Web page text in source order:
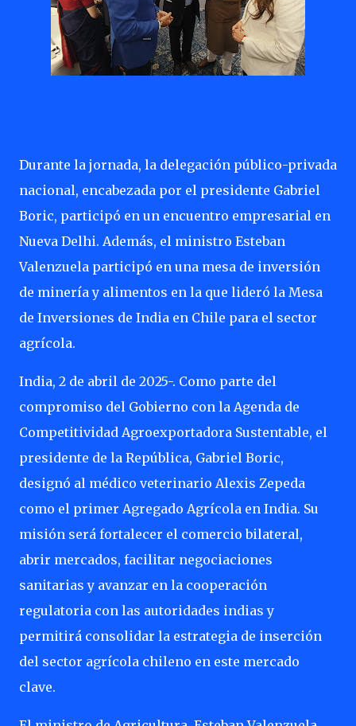
Durante la jornada, la delegación público-privada
nacional, encabezada por el presidente Gabriel
Boric, participó en un encuentro empresarial en
Nueva Delhi. Además, el ministro Esteban
Valenzuela participó en una mesa de inversión
de minería y alimentos en la que lideró la Mesa
de Inversiones de India en Chile para el sector
agrícola.
India, 2 de abril de 2025-. Como parte del
compromiso del Gobierno con la Agenda de
Competitividad Agroexportadora Sustentable, el
presidente de la República, Gabriel Boric,
designó al médico veterinario Alexis Zepeda
como el primer Agregado Agrícola en India. Su
misión será fortalecer el comercio bilateral,
abrir mercados, facilitar negociaciones
sanitarias y avanzar en la cooperación
regulatoria con las autoridades indias y
permitirá consolidar la estrategia de inserción
del sector agrícola chileno en este mercado
clave.